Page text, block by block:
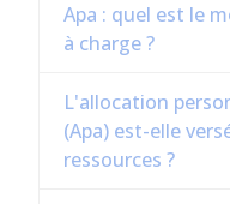
Apa : quel est le
à charge ?
L'allocation
(Apa) est-elle
ressources ?